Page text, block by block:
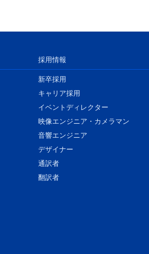
採用情報
新卒採用
キャリア採用
イベントディレクター
映像エンジニア・カメラマン
音響エンジニア
​デザイナー
通訳者
翻訳者